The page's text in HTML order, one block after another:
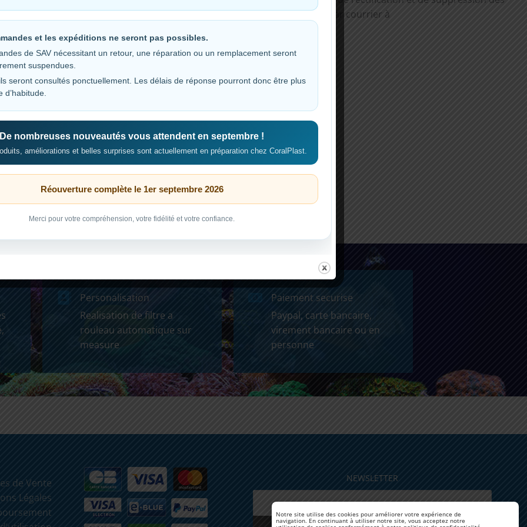
Notre site utilise des cookies pour améliorer votre expérience de
navigation. En continuant à utiliser notre site, vous acceptez notre
et Libertés »). Pour l’exercer, adressez-vous à : shop@coralplast.fr ou par courrier à
Personalisation
Realisation de filtre a
rouleau automatique sur
measure
Paiement securise
Paypal, carte bancaire,
virement bancaire ou en
personne
de Vente
Légales
NEWSLETTER
et les expéditions ne seront pas possibles.
de SAV nécessitant un retour, une réparation ou un remplacement seront
suspendues.
seront consultés ponctuellement. Les délais de réponse pourront donc être plus
d’habitude.
De nombreuses nouveautés vous attendent en septembre !
améliorations et belles surprises sont actuellement en préparation chez CoralPlast.
Réouverture complète le 1er septembre 2026
Merci pour votre compréhension, votre fidélité et votre confiance.